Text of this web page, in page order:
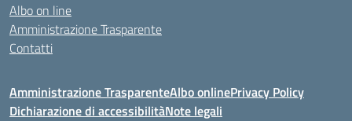
Albo on line
Amministrazione Trasparente
Contatti
Amministrazione TrasparenteAlbo onlinePrivacy Policy
Dichiarazione di accessibilitàNote legali